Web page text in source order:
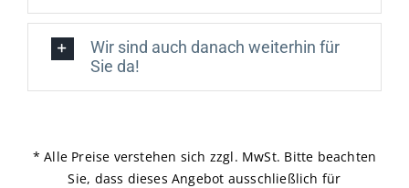
Wir sind auch danach weiterhin für
Sie da!
* Alle Preise verstehen sich zzgl. MwSt. Bitte beachten
Sie, dass dieses Angebot ausschließlich für